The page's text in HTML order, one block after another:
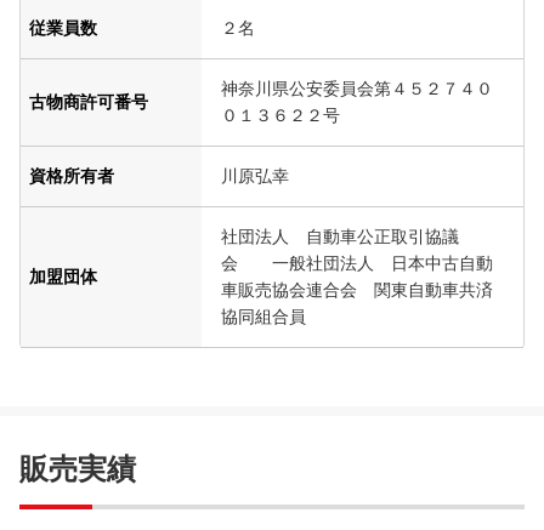
従業員数 ２名
古物商許可番号
神奈川県公安委員会第４５２７４０
０１３６２２号
資格所有者 川原弘幸
加盟団体
社団法人 自動車公正取引協議
会 一般社団法人 日本中古自動
車販売協会連合会 関東自動車共済
協同組合員
販売実績